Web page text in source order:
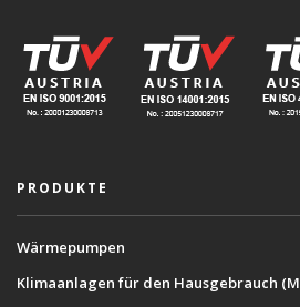
PRODUKTE
Wärmepumpen
Klimaanlagen für den Hausgebrauch